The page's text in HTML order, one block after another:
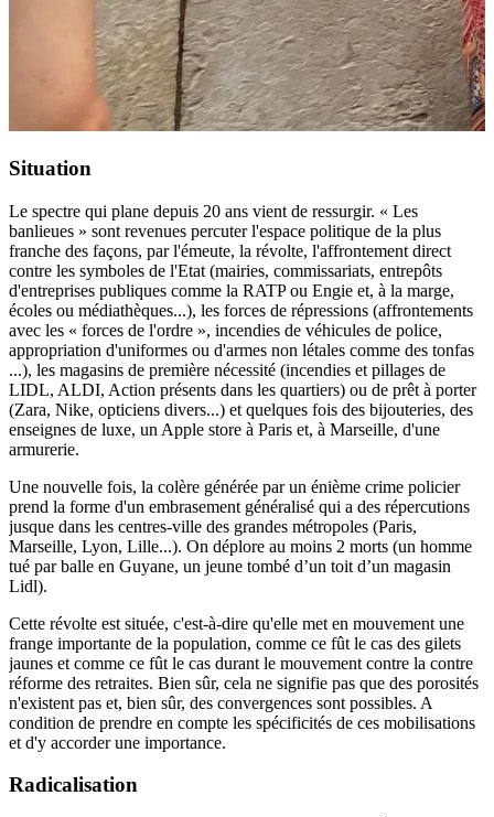
Situation
Le spectre qui plane depuis 20 ans vient de ressurgir. « Les
banlieues » sont revenues percuter l'espace politique de la plus
franche des façons, par l'émeute, la révolte, l'affrontement direct
contre les symboles de l'Etat (mairies, commissariats, entrepôts
d'entreprises publiques comme la RATP ou Engie et, à la marge,
écoles ou médiathèques...), les forces de répressions (affrontements
avec les « forces de l'ordre », incendies de véhicules de police,
appropriation d'uniformes ou d'armes non létales comme des tonfas
...), les magasins de première nécessité (incendies et pillages de
LIDL, ALDI, Action présents dans les quartiers) ou de prêt à porter
(Zara, Nike, opticiens divers...) et quelques fois des bijouteries, des
enseignes de luxe, un Apple store à Paris et, à Marseille, d'une
armurerie.
Une nouvelle fois, la colère générée par un énième crime policier
prend la forme d'un embrasement généralisé qui a des répercutions
jusque dans les centres-ville des grandes métropoles (Paris,
Marseille, Lyon, Lille...). On déplore au moins 2 morts (un homme
tué par balle en Guyane, un jeune tombé d’un toit d’un magasin
Lidl).
Cette révolte est située, c'est-à-dire qu'elle met en mouvement une
frange importante de la population, comme ce fût le cas des gilets
jaunes et comme ce fût le cas durant le mouvement contre la contre
réforme des retraites. Bien sûr, cela ne signifie pas que des porosités
n'existent pas et, bien sûr, des convergences sont possibles. A
condition de prendre en compte les spécificités de ces mobilisations
et d'y accorder une importance.
Radicalisation